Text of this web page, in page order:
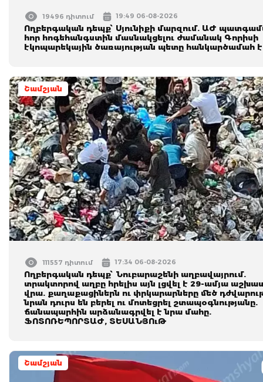
19496 դիտում 19:49 06-08-2026
Ողբերգական դեպք՝ Սյունիքի մարզում. ԱԺ
հոր հոգեհանգստին մասնակցելու ժամանակ Գորիսի
էկոպարեկային ծառայության պետը հանկարծամահ է
Շամշյան
111557 դիտում 17:34 06-08-2026
Ողբերգական դեպք՝ Նուբարաշենի աղբավայրում.
տրակտորով աղբը հրելիս այն լցվել է 29-ամյա
վրա. քաղաքացիներն ու փրկարարները մեծ
նրան դուրս են բերել ու մոտեցրել շտապօգնությանը.
ճանապարհին արձանագրվել է նրա մահը.
ՖՈՏՈՌԵՊՈՐՏԱԺ, ՏԵՍԱՆՅՈւԹ
Շամշյան